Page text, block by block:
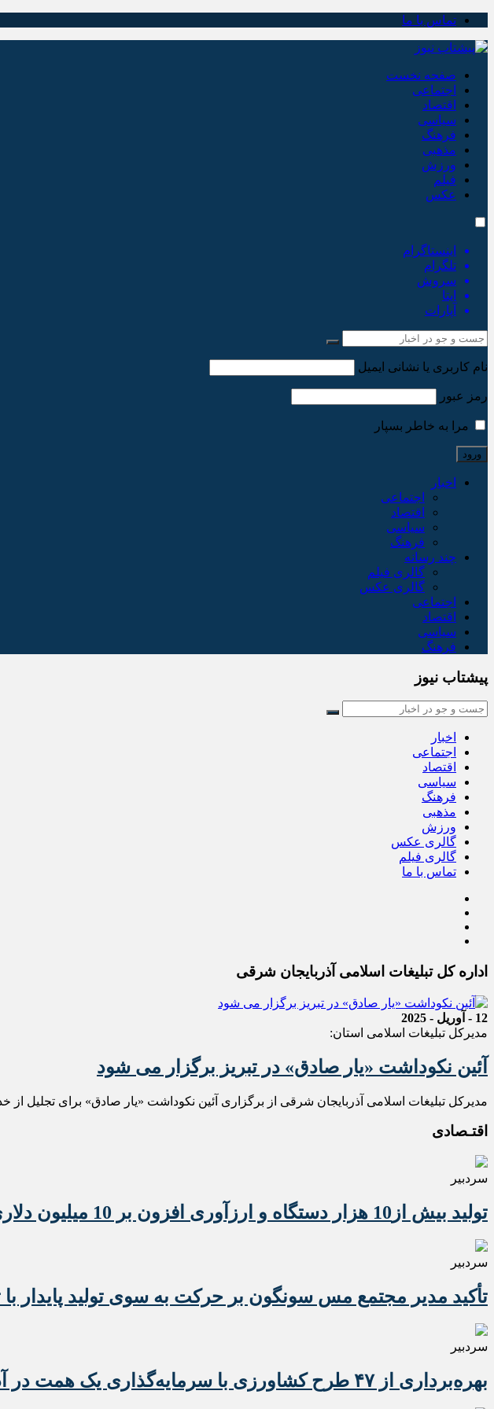
تماس با ما
صفحه نخست
اجتماعی
اقتصاد
سیاسی
فرهنگ
مذهبی
ورزش
فیلم
عکس
اینستاگرام
تلگرام
سروش
ایتا
آپارات
نام کاربری یا نشانی ایمیل
رمز عبور
مرا به خاطر بسپار
اخبار
اجتماعی
اقتصاد
سیاسی
فرهنگ
چند رسانه
گالری فیلم
گالری عکس
اجتماعی
اقتصاد
سیاسی
فرهنگ
پیشتاب نیوز
اخبار
اجتماعی
اقتصاد
سیاسی
فرهنگ
مذهبی
ورزش
گالری عکس
گالری فیلم
تماس با ما
اداره کل تبلیغات اسلامی آذربایجان شرقی
12 - آوریل - 2025
مدیرکل تبلیغات اسلامی استان:
آئین نکوداشت «یار صادق» در تبریز برگزار می شود
مدیرکل تبلیغات اسلامی آذربایجان شرقی از برگزاری آئین نکوداشت «یار صادق» برای تجلیل
اقتـصادی
سردبیر
تولید بیش از10 هزار دستگاه و ارزآوری افزون بر 10 میلیون دلاری تراکتور برای کشور
سردبیر
تأکید مدیر مجتمع مس سونگون بر حرکت به سوی تولید پایدار
سردبیر
بهره‌برداری از ۴۷ طرح کشاورزی با سرمایه‌گذاری یک همت در آذربایجان شرقی